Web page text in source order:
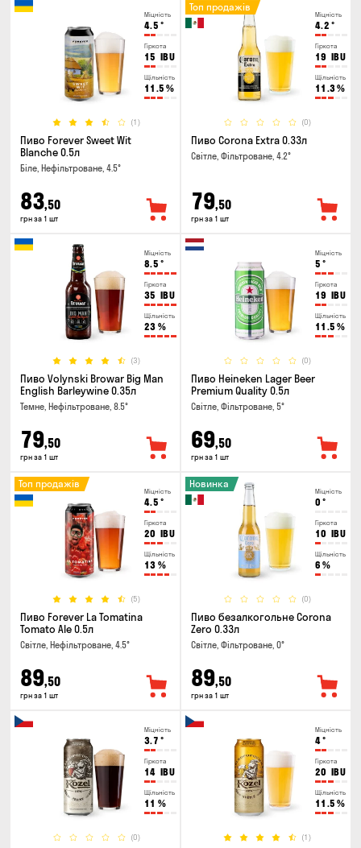
Міцність
4.5 °
Гіркота
15 IBU
Щільність
11.5 %
(1)
Пиво Forever Sweet Wit
Blanche 0.5л
Біле, Нефільтроване, 4.5°
83,50
грн за 1 шт
Міцність
4.2 °
Гіркота
19 IBU
Щільність
11.3%
(0)
Топ продажів
Пиво Corona Extra 0.33л
Світле, Фільтроване, 4.2°
79,50
грн за 1 шт
Міцність
8.5 °
Гіркота
35 IBU
Щільність
23 %
(3)
Пиво Volynski Browar Big Man
English Barleywine 0.35л
Темне, Нефільтроване, 8.5°
79,50
грн за 1 шт
Міцність
5 °
Гіркота
19 IBU
Щільність
11.5 %
(0)
Пиво Heineken Lager Beer
Premium Quality 0.5л
Світле, Фільтроване, 5°
69,50
грн за 1 шт
Міцність
4.5 °
Гіркота
20 IBU
Щільність
13 %
(5)
Топ продажів
Пиво Forever La Tomatina
Tomato Ale 0.5л
Світле, Нефільтроване, 4.5°
89,50
грн за 1 шт
Міцність
0 °
Гіркота
10 IBU
Щільність
6 %
(0)
Новинка
Пиво безалкогольне Corona
Zero 0.33л
Світле, Фільтроване, 0°
89,50
грн за 1 шт
Міцність
3.7 °
Гіркота
14 IBU
Щільність
11 %
(0)
Міцність
4°
Гіркота
20 IBU
Щільність
11.5 %
(1)